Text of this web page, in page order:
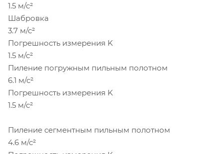
1.5 м/с²
Шабровка
3.7 м/с²
Погрешность измерения K
1.5 м/с²
Пиление погружным пильным полотном
6.1 м/с²
Погрешность измерения K
1.5 м/с²
Пиление сегментным пильным полотном
4.6 м/с²